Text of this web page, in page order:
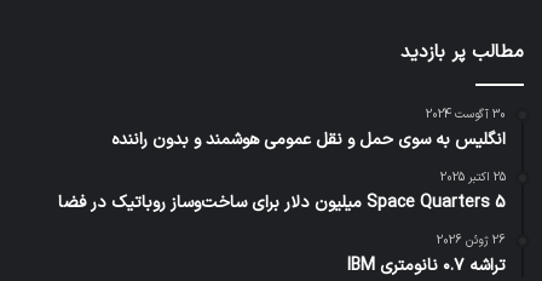
مطالب پر بازدید
30 آگوست 2024
انگلیس به سوی حمل و نقل عمومی هوشمند و بدون راننده
25 اکتبر 2025
Space Quarters 5 میلیون دلار برای ساخت‌وساز روباتیک در فضا
26 ژوئن 2026
تراشه ۰.۷ نانومتری IBM